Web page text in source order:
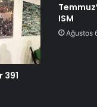
391
ISM
Ağustos